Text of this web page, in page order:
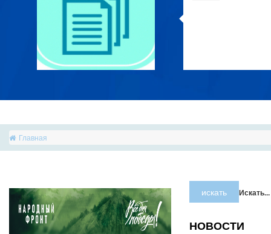
Главная
искать Искать...
НОВОСТИ